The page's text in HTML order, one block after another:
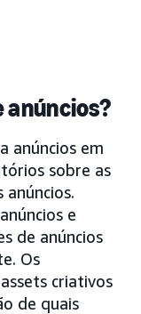
anúncios?
anúncios em
sobre as
anúncios.
e
de anúncios
Os
criativos
de quais